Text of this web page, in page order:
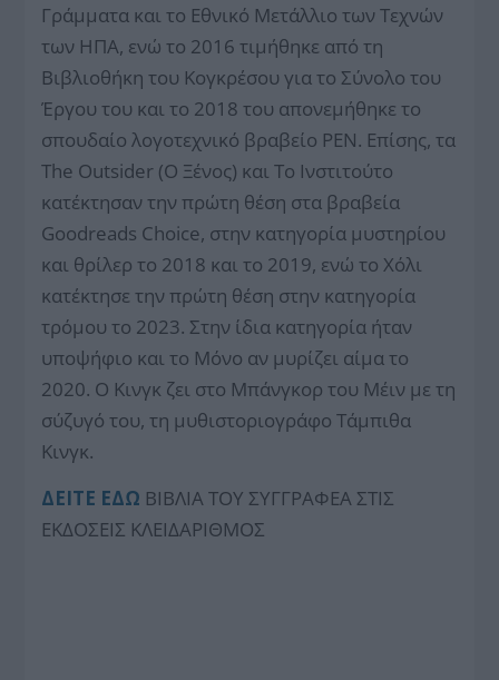
Γράμματα και το Εθνικό Μετάλλιο των Τεχνών
των ΗΠΑ, ενώ το 2016 τιμήθηκε από τη
Βιβλιοθήκη του Κογκρέσου για το Σύνολο του
Έργου του και το 2018 του απονεμήθηκε το
σπουδαίο λογοτεχνικό βραβείο PEN. Επίσης, τα
The Outsider (Ο Ξένος) και Το Ινστιτούτο
κατέκτησαν την πρώτη θέση στα βραβεία
Goodreads Choice, στην κατηγορία μυστηρίου
και θρίλερ το 2018 και το 2019, ενώ το Χόλι
κατέκτησε την πρώτη θέση στην κατηγορία
τρόμου το 2023. Στην ίδια κατηγορία ήταν
υποψήφιο και το Μόνο αν μυρίζει αίμα το
2020. Ο Κινγκ ζει στο Μπάνγκορ του Μέιν με τη
σύζυγό του, τη μυθιστοριογράφο Τάμπιθα
Κινγκ.
ΔΕΙΤΕ ΕΔΩ ΒΙΒΛΙΑ ΤΟΥ ΣΥΓΓΡΑΦΕΑ ΣΤΙΣ
ΕΚΔΟΣΕΙΣ ΚΛΕΙΔΑΡΙΘΜΟΣ